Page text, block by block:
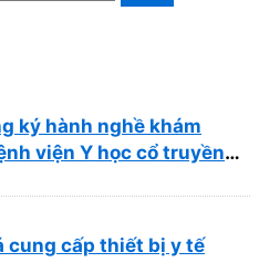
ký hành nghề khám
viện Y học cổ truyền
cung cấp thiết bị y tế